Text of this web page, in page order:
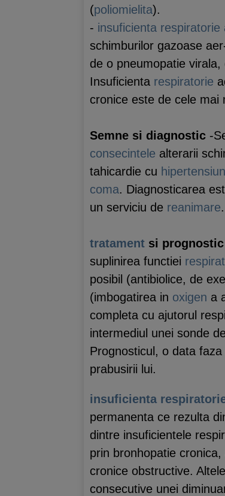
(poliomielita).
- insuficienta respiratorie
schimburilor gazoase
de o pneumopatie virala,
Insuficienta respiratorie
cronice este de cele mai
Semne si diagnostic -
consecintele alterarii
tahicardie cu
coma. Diagnosticarea
un serviciu de reanimare.
tratament si prognostic
suplinirea functiei
posibil (antibiolice, de
(imbogatirea in oxigen a
completa cu ajutorul
intermediul unei sonde
Prognosticul, o data
prabusirii lui.
insuficienta
permanenta ce rezulta
dintre insuficientele
prin bronhopatie
cronice obstructive.
consecutive unei